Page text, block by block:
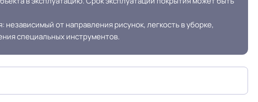
89 / км2 /
от направления рисунок, легкость в уборке,
специальных инструментов.